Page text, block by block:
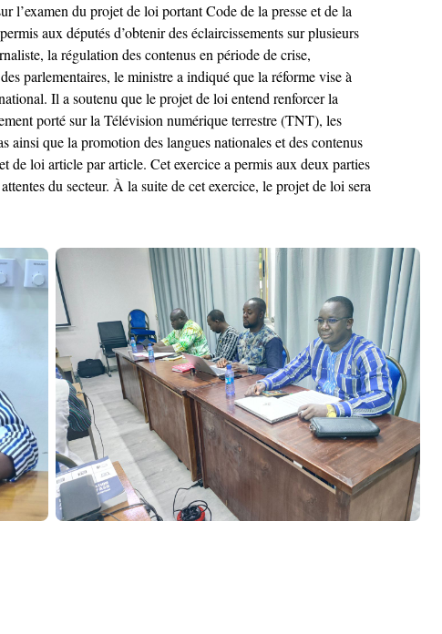
l’examen du projet de loi portant Code de la presse et de la
aux députés d’obtenir des éclaircissements sur plusieurs
la régulation des contenus en période de crise,
parlementaires, le ministre a indiqué que la réforme vise à
Il a soutenu que le projet de loi entend renforcer la
porté sur la Télévision numérique terrestre (TNT), les
que la promotion des langues nationales et des contenus
de loi article par article. Cet exercice a permis aux deux parties
du secteur. À la suite de cet exercice, le projet de loi sera